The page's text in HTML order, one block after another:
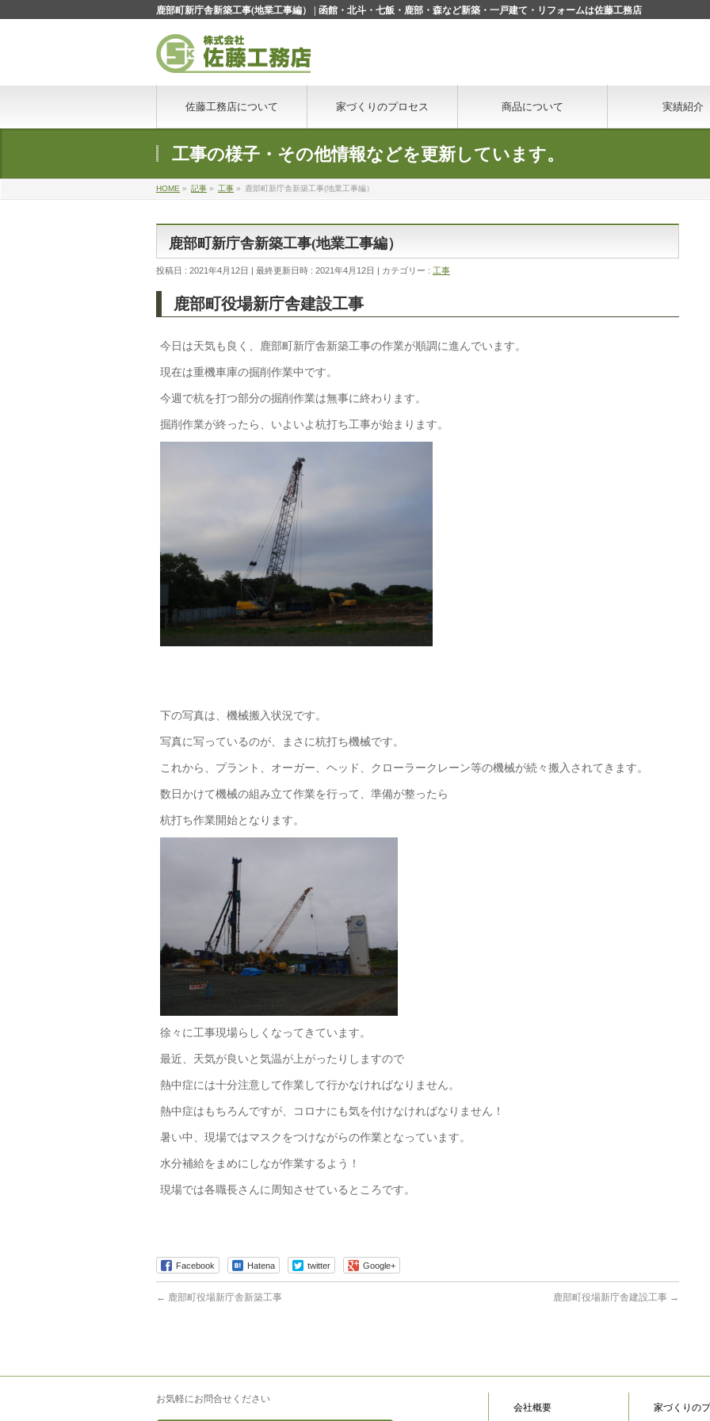
鹿部町新庁舎新築工事(地業工事編） | 函館・北斗・七飯・鹿部・森など新築・一戸建て・リフォームは佐藤工務店
佐藤工務店について 家づくりのプロセス 商品について 実績紹介
工事の様子・その他情報などを更新しています。
HOME » 記事 » 工事 » 鹿部町新庁舎新築工事(地業工事編）
鹿部町新庁舎新築工事(地業工事編）
投稿日 : 2021年4月12日 最終更新日時 : 2021年4月12日 カテゴリー : 工事
鹿部町役場新庁舎建設工事
今日は天気も良く、鹿部町新庁舎新築工事の作業が順調に進んでいます。
現在は重機車庫の掘削作業中です。
今週で杭を打つ部分の掘削作業は無事に終わります。
掘削作業が終ったら、いよいよ杭打ち工事が始まります。
下の写真は、機械搬入状況です。
写真に写っているのが、まさに杭打ち機械です。
これから、プラント、オーガー、ヘッド、クローラークレーン等の機械が続々搬入されてきます。
数日かけて機械の組み立て作業を行って、準備が整ったら
杭打ち作業開始となります。
徐々に工事現場らしくなってきています。
最近、天気が良いと気温が上がったりしますので
熱中症には十分注意して作業して行かなければなりません。
熱中症はもちろんですが、コロナにも気を付けなければなりません！
暑い中、現場ではマスクをつけながらの作業となっています。
水分補給をまめにしなが作業するよう！
現場では各職長さんに周知させているところです。
Facebook Hatena twitter Google+
← 鹿部町役場新庁舎新築工事 鹿部町役場新庁舎建設工事 →
お気軽にお問合せください
会社概要 家づくりの